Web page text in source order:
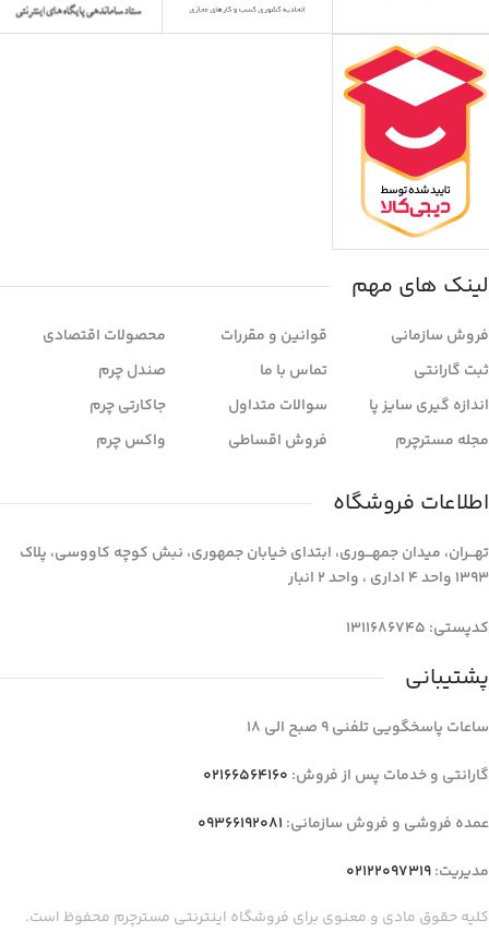
لینک های مهم
فروش سازمانی
ثبت گارانتی
اندازه گیری سایز پا
مجله مسترچرم
قوانین و مقررات
تماس با ما
سوالات متداول
فروش اقساطی
محصولات اقتصادی
صندل چرم
جاکارتی چرم
واکس چرم
اطلاعات فروشگاه
تهـــران، میدان جمهـــوری، ابتدای خیابان جمهوری، نبش کوچه کاووسی، پلاک
1393 واحد 4 اداری ، واحد 2 انبار
کدپستی: 1311686745
پشتیبانی
ساعات پاسخگویی تلفنی 9 صبح الی 18
گارانتی و خدمات پس از فروش: 02166564160
عمده فروشی و فروش سازمانی: 09366192081
مدیریت:02122097319
کلیه حقوق مادی و معنوی برای فروشگاه اینترنتی مسترچرم محفوظ است.